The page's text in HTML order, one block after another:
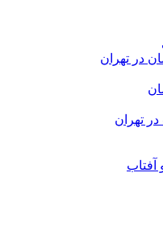
در تهران
تهران